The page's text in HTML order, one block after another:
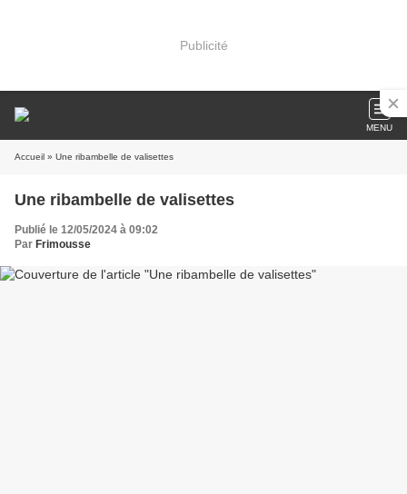
Publicité
MENU
Accueil » Une ribambelle de valisettes
Une ribambelle de valisettes
Publié le 12/05/2024 à 09:02
Par Frimousse